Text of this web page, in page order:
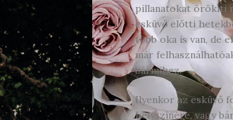
pillanatokat örökíti
esküvő előtti
több oka is van, de
már
bármihez.
Ilyenkor az esküvő
helyszínére, vagy